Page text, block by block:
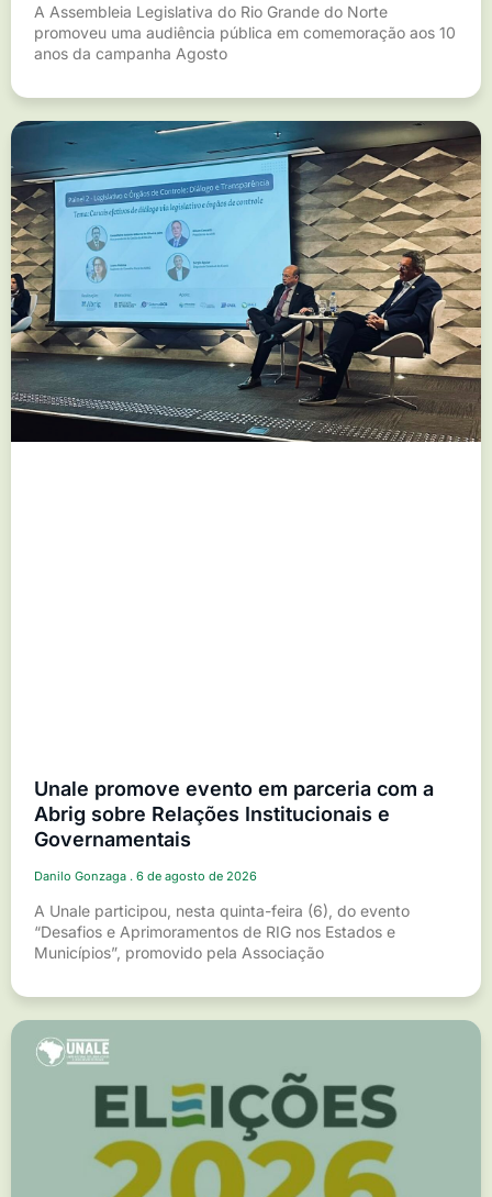
A Assembleia Legislativa do Rio Grande do Norte
promoveu uma audiência pública em comemoração aos 10
anos da campanha Agosto
Unale promove evento em parceria com a
Abrig sobre Relações Institucionais e
Governamentais
Danilo Gonzaga 6 de agosto de 2026
A Unale participou, nesta quinta-feira (6), do evento
“Desafios e Aprimoramentos de RIG nos Estados e
Municípios”, promovido pela Associação